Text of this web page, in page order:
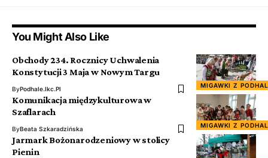
You Might Also Like
MIGAWKI Z
Obchody 234. Rocznicy Uchwalenia
Konstytucji 3 Maja w Nowym Targu
ByPodhale.ikc.pl
MIGAWKI Z
Komunikacja międzykulturowa w
Szaflarach
ByBeata Szkaradzińska
Jarmark Bożonarodzeniowy w stolicy
Pienin